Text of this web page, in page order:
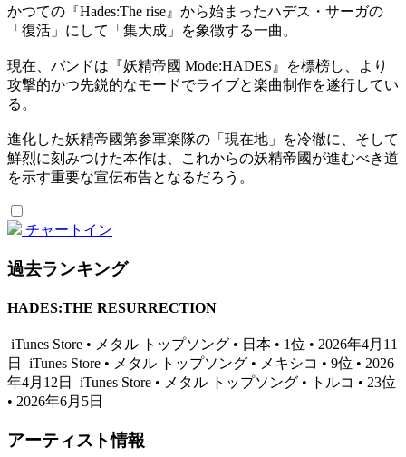
かつての『Hades:The rise』から始まったハデス・サーガの
「復活」にして「集大成」を象徴する一曲。
現在、バンドは『妖精帝國 Mode:HADES』を標榜し、より
攻撃的かつ先鋭的なモードでライブと楽曲制作を遂行してい
る。
進化した妖精帝國第参軍楽隊の「現在地」を冷徹に、そして
鮮烈に刻みつけた本作は、これからの妖精帝國が進むべき道
を示す重要な宣伝布告となるだろう。
チャートイン
過去ランキング
HADES:THE RESURRECTION
iTunes Store • メタル トップソング • 日本 • 1位 • 2026年4月11
日
iTunes Store • メタル トップソング • メキシコ • 9位 • 2026
年4月12日
iTunes Store • メタル トップソング • トルコ • 23位
• 2026年6月5日
アーティスト情報